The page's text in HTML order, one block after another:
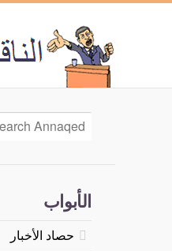
الأبواب
حصاد الأخبار